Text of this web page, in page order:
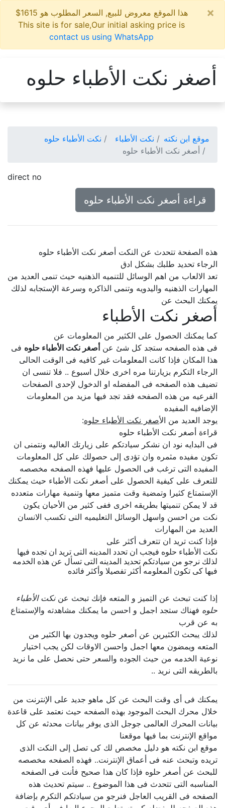
هذا الموقع معروض للبيع, السعر المطلوب هو 1615$
This site is for sale,Our initial asking price is
contact us using WhatsApp
أصغر نكت الأطباء حلوه
موقع ابن نكته نكت الأطباء
نكت الأطباء حلوه
أصغر نكت الأطباء حلوه
direct no
قراءة أصغر نكت الأطباء حلوه
هذه الصفحة تتحدث عن النكت أصغر نكت الأطباء حلوه
الرجاء تحديد طلبك بشكل ادق
تعد الالعاب من اهم الوسائل للتنميه الذهنيه حيث تنمى العديد من
المهارات الذهنيه واليدويه وتنمى الذاكره وسرعة الإستجابه لذلك
يمكنك البحث عن
أصغر نكت الأطباء
كما يمكنك الحصول على الكثير من المعلومات عن
فى هذه الصفحه ستجد كل شئ عنأصغر نكت الأطباء حلوهفى
هذا المكان فإذا كانت المعلومات غير كافيه فى الوقت الحالى
الرجاء التكرم بزيارتنا مره اخرى خلال اسبوع .. فلا تنسى ان
تضيف هذه الصفحه فى المفضله او الدخول لإحدى الصفحات
الفرعيه من هذه الصفحه فقد تجد فيها مزيد من المعلومات
الإضافيه المفيده
يوجد العديد من ال أصغر نكت الأطباء حلوه:
قراءة أصغر نكت الأطباء حلوه
فى البدايه نود ان نشكر سيادتكم على زيارتك الغاليه ونتمنى ان
تكون مفيده مثمره وان تؤدى إلى حصولك على كل المعلومات
المفيده التى ترغب فى الحصول عليها فهذه الصفحه مخصصه
للتعرف على كيفية الحصول على أصغر نكت الأطباء حيث يمكنك
الإستمتاع كثيرا وتمضية وقت متميز معها وتنمية مهارات متعدده
قد لا يمكن تنميتها بطريقه اخرى ففى كثير من الأحيان يكون
نكت من احسن واسهل الوسائل التعليميه التى تكسب الانسان
العديد من المهارات
فإذا كنت تريد ان تتعرف أكثر على
نكت الأطباء حلوه فيجب ان تحدد المدينه التى تريد ان تجده فيها
لذلك نرجو من سيادتكم تحديد المدينه التى تسأل عن هذه الخدمه
فيها كى تكون المعلومه أكثر تفصيلا وأكثر فائده
إذا كنت تبحث عن التميز و المتعه فإنك تبحث عننكت الأطباء
حلوهفهناك ستجد اجمل و احسن ما يمكنك مشاهدته والإستمتاع
به عن قرب
لذلك يبحث الكثيرين عن أصغر حلوه ويجدون بها الكثير من
المتعه ويمضون معها اجمل واحسن الاوقات لكن يجب اختيار
نوعية الخدمه من حيث الجوده والسعر حتى نحصل على ما نريد
بالطريقه التى نريد ..
يمكنك فى أى وقت البحث عن كل ماهو جديد على الإنترنت من
خلال محرك البحث الموجود بهذه الصفحه حيث نعتمد على قاعدة
بيانات المحرك العالمى جوجل الذى يوفر بيانات محدثه عن كل
مواقع الإنترنت بما فيها موقعنا
موقع ابن نكته هو دليل مخصص لك كى تصل إلى النكت الذى
تريده وتبحث عنه فى أعماق الإنترنت.. فهذه الصفحه مخصصه
للبحث عن أصغر حلوه فإذا كان هذا صحيح فأنت فى الصفحه
المناسبه التى تتحدث فى هذا الموضوع .. سيتم تحديث هذه
الصفحه فى القريب العاجل فنرجو من سيادتكم التكرم بإضافة